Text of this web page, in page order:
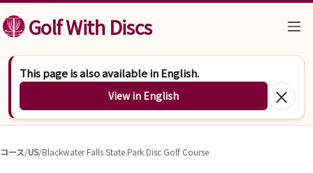
コンテンツへスキップ
Golf With Discs
This page is also available in English.
View in English ×
コース/US/Blackwater Falls State Park Disc Golf Course